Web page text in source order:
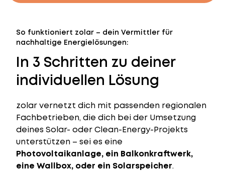
So funktioniert zolar – dein Vermittler für
nachhaltige Energielösungen:
In 3 Schritten zu deiner
individuellen Lösung
zolar vernetzt dich mit passenden regionalen
Fachbetrieben, die dich bei der Umsetzung
deines Solar- oder Clean-Energy-Projekts
unterstützen – sei es eine
Photovoltaikanlage, ein Balkonkraftwerk,
eine Wallbox, oder ein Solarspeicher.